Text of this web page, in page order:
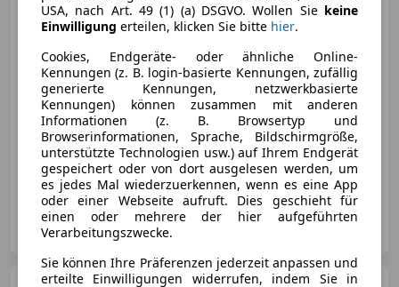
€ 4 500
10/2011 153 500 km Diesel
70 kW (95 PS)
Gill Automobile e.U.
AT-4653 Eberstalzell
USA, nach Art. 49 (1) (a) DSGVO. Wollen Sie keine
Einwilligung erteilen, klicken Sie bitte hier.
Cookies, Endgeräte- oder ähnliche Online-
Kennungen (z. B. login-basierte Kennungen, zufällig
generierte Kennungen, netzwerkbasierte
Kennungen) können zusammen mit anderen
Informationen (z. B. Browsertyp und
Browserinformationen, Sprache, Bildschirmgröße,
unterstützte Technologien usw.) auf Ihrem Endgerät
gespeichert oder von dort ausgelesen werden, um
es jedes Mal wiederzuerkennen, wenn es eine App
oder einer Webseite aufruft. Dies geschieht für
einen oder mehrere der hier aufgeführten
Verarbeitungszwecke.
Sie können Ihre Präferenzen jederzeit anpassen und
erteilte Einwilligungen widerrufen, indem Sie in